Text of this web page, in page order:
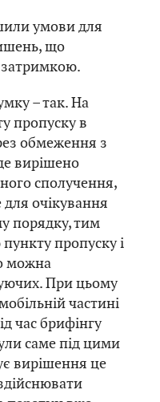
умови для
що
затримкою.
– так. На
пропуску в
обмеження з
вирішено
сполучення,
очікування
порядку, тим
пропуску і
можна
При цьому
частині
час брифінгу
саме під цими
вирішення це